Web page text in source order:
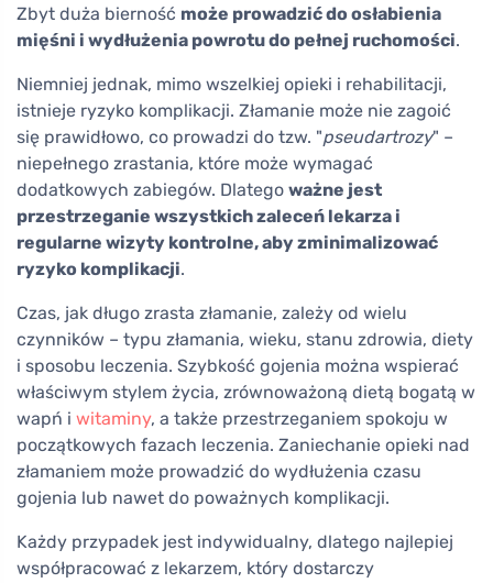
Zbyt duża bierność może prowadzić do osłabienia
mięśni i wydłużenia powrotu do pełnej ruchomości.
Niemniej jednak, mimo wszelkiej opieki i rehabilitacji,
istnieje ryzyko komplikacji. Złamanie może nie zagoić
się prawidłowo, co prowadzi do tzw. "pseudartrozy" –
niepełnego zrastania, które może wymagać
dodatkowych zabiegów. Dlatego ważne jest
przestrzeganie wszystkich zaleceń lekarza i
regularne wizyty kontrolne, aby zminimalizować
ryzyko komplikacji.
Czas, jak długo zrasta złamanie, zależy od wielu
czynników – typu złamania, wieku, stanu zdrowia, diety
i sposobu leczenia. Szybkość gojenia można wspierać
właściwym stylem życia, zrównoważoną dietą bogatą w
wapń i witaminy, a także przestrzeganiem spokoju w
początkowych fazach leczenia. Zaniechanie opieki nad
złamaniem może prowadzić do wydłużenia czasu
gojenia lub nawet do poważnych komplikacji.
Każdy przypadek jest indywidualny, dlatego najlepiej
współpracować z lekarzem, który dostarczy